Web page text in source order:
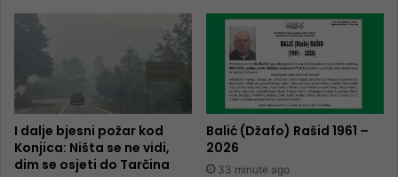
I dalje bjesni požar kod
Konjica: Ništa se ne vidi,
dim se osjeti do Tarčina
Balić (Džafo) Rašid 1961 –
2026
33 minute ago